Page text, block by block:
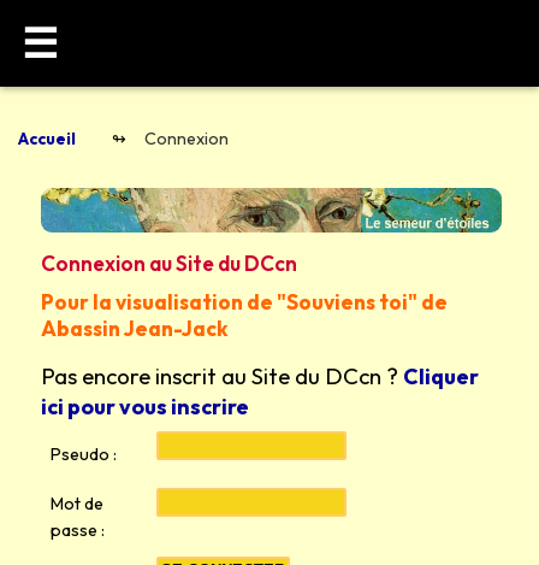
Accueil Connexion
☰
Connexion au Site du DCcn
Pour la visualisation de "Souviens toi" de
Abassin Jean-Jack
Pas encore inscrit au Site du DCcn ? Cliquer
ici pour vous inscrire
Pseudo :
Mot de
passe :